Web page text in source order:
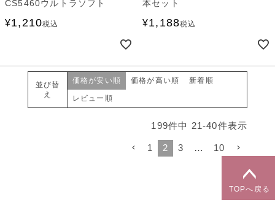
CS5460ウルトラソフト
¥1,210税込
本セット
¥1,188税込
並び替
え
価格が安い順 価格が高い順 新着順
レビュー順
199件中 21-40件表示
1 2 3 … 10
TOPへ戻る